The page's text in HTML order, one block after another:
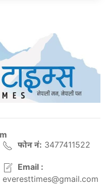
फोन नं: 3477411522
Email :
everesttimes@gmail.com